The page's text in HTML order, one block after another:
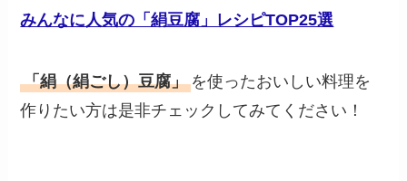
みんなに人気の「絹豆腐」レシピTOP25選
「絹（絹ごし）豆腐」 を使ったおいしい料理を
作りたい方は是非チェックしてみてください！